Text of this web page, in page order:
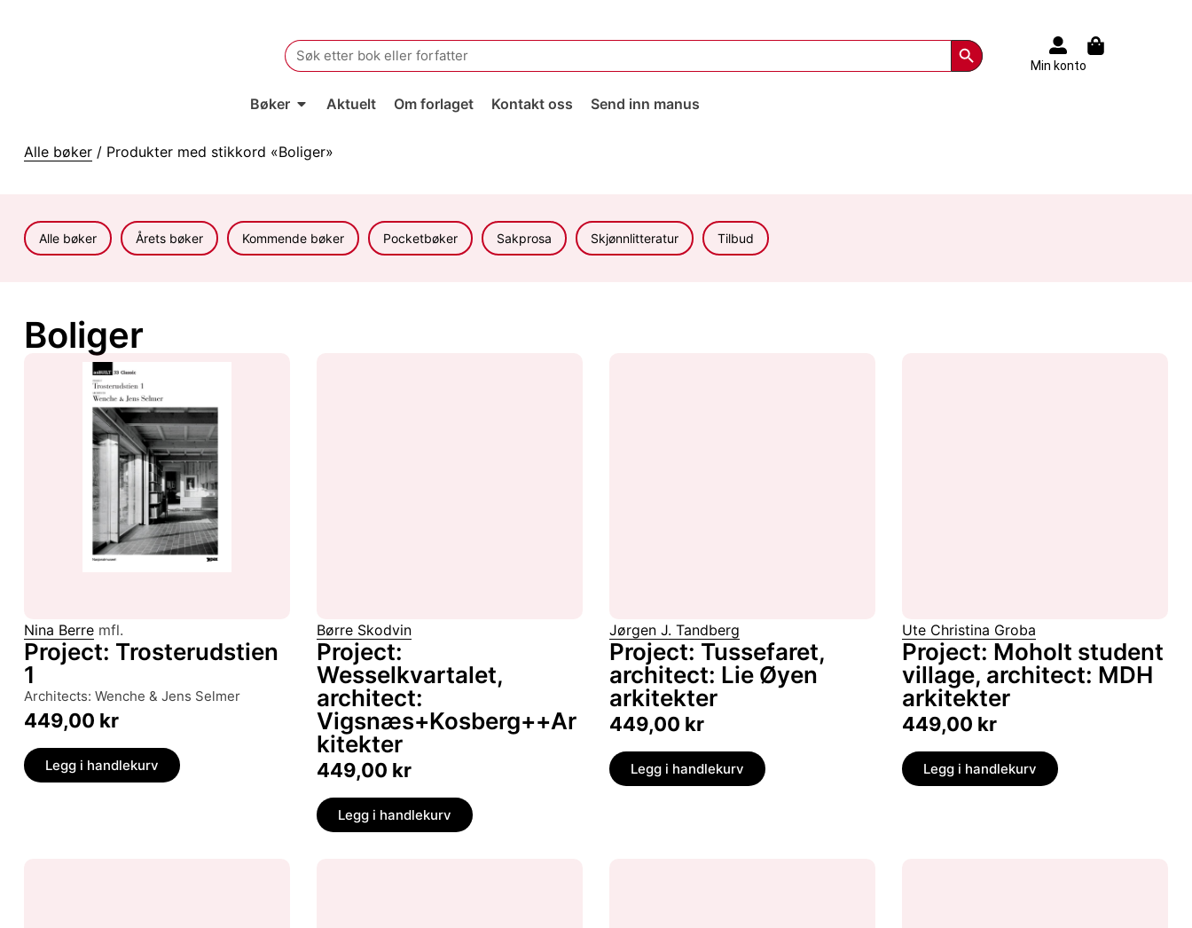
Search
for:
Search Button
Min konto
Bøker Aktuelt Om forlaget Kontakt oss Send inn manus
Alle bøker / Produkter med stikkord «Boliger»
Alle bøker Årets bøker Kommende bøker Pocketbøker Sakprosa Skjønnlitteratur Tilbud
Boliger
Nina Berre mfl.
Project: Trosterudstien
1
architects: Wenche & Jens Selmer
449,00 kr
Legg i handlekurv
Børre Skodvin
Project:
Wesselkvartalet,
architect:
Vigsnæs+Kosberg++Ar
kitekter
449,00 kr
Legg i handlekurv
Jørgen J. Tandberg
Project: Tussefaret,
architect: Lie Øyen
arkitekter
449,00 kr
Legg i handlekurv
Ute Christina Groba
Project: Moholt student
village, architect: MDH
arkitekter
449,00 kr
Legg i handlekurv